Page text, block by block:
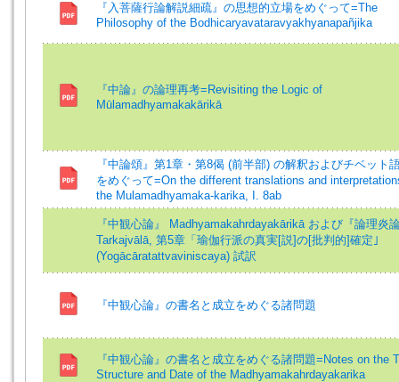
『入菩薩行論解説細疏』の思想的立場をめぐって=The
Philosophy of the Bodhicaryavataravyakhyanapañjika
『中論』の論理再考=Revisiting the Logic of
Mūlamadhyamakakārikā
『中論頌』第1章・第8偈 (前半部) の解釈およびチベット
をめぐって=On the different translations and
the Mulamadhyamaka-karika, I. 8ab
『中観心論』 Madhyamakahrdayakārikā および『論理炎
Tarkajvālā, 第5章「瑜伽行派の真実[説]の[批判的]確定｣
(Yogācāratattvaviniscaya) 試訳
『中観心論』の書名と成立をめぐる諸問題
『中観心論』の書名と成立をめぐる諸問題=Notes on the
Structure and Date of the Madhyamakahrdayakarika